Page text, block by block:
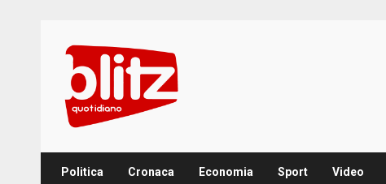
content
Politica Cronaca Economia Sport Video